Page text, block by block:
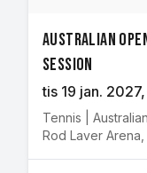
Australian
Session
tis 19 jan. 2027
Tennis
Rod Laver Arena